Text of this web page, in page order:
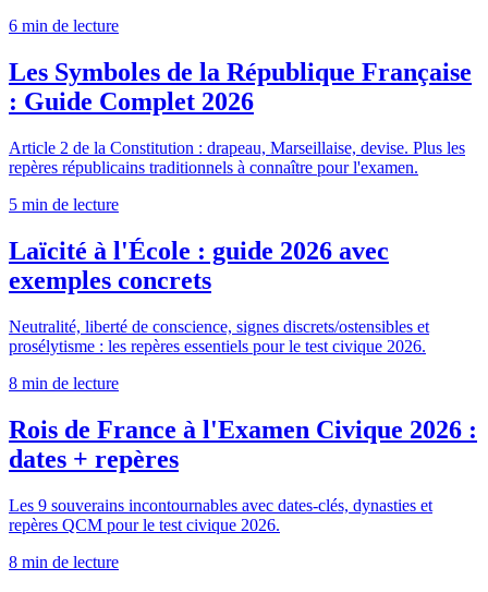
6 min de lecture
Les Symboles de la République Française
: Guide Complet 2026
Article 2 de la Constitution : drapeau, Marseillaise, devise. Plus les
repères républicains traditionnels à connaître pour l'examen.
5 min de lecture
Laïcité à l'École : guide 2026 avec
exemples concrets
Neutralité, liberté de conscience, signes discrets/ostensibles et
prosélytisme : les repères essentiels pour le test civique 2026.
8 min de lecture
Rois de France à l'Examen Civique 2026 :
dates + repères
Les 9 souverains incontournables avec dates-clés, dynasties et
repères QCM pour le test civique 2026.
8 min de lecture